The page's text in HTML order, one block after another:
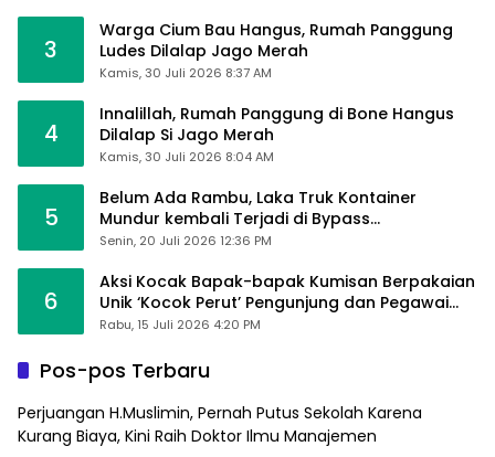
3
Warga Cium Bau Hangus, Rumah Panggung
Ludes Dilalap Jago Merah
Kamis, 30 Juli 2026 8:37 AM
4
Innalillah, Rumah Panggung di Bone Hangus
Dilalap Si Jago Merah
Kamis, 30 Juli 2026 8:04 AM
5
Belum Ada Rambu, Laka Truk Kontainer
Mundur kembali Terjadi di Bypass
Sumpallabbu
Senin, 20 Juli 2026 12:36 PM
6
Aksi Kocak Bapak-bapak Kumisan Berpakaian
Unik ‘Kocok Perut’ Pengunjung dan Pegawai
Alfamart, Ngaku Aktifkan Layar Sentuh Atm
Rabu, 15 Juli 2026 4:20 PM
Pos-pos Terbaru
Perjuangan H.Muslimin, Pernah Putus Sekolah Karena
Kurang Biaya, Kini Raih Doktor Ilmu Manajemen